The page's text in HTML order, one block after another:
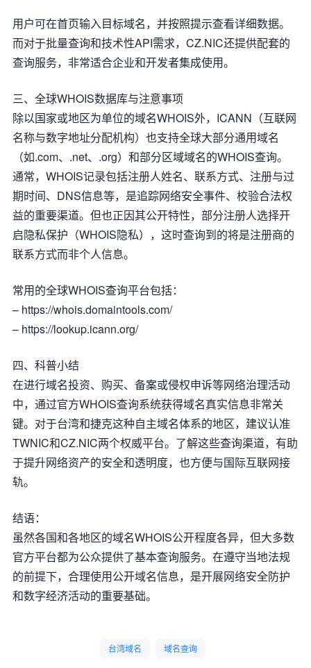
用户可在首页输入目标域名，并按照提示查看详细数据。
而对于批量查询和技术性API需求，CZ.NIC还提供配套的
查询服务，非常适合企业和开发者集成使用。
三、全球WHOIS数据库与注意事项
除以国家或地区为单位的域名WHOIS外，ICANN（互联网
名称与数字地址分配机构）也支持全球大部分通用域名
（如.com、.net、.org）和部分区域域名的WHOIS查询。
通常，WHOIS记录包括注册人姓名、联系方式、注册与过
期时间、DNS信息等，是追踪网络安全事件、校验合法权
益的重要渠道。但也正因其公开特性，部分注册人选择开
启隐私保护（WHOIS隐私），这时查询到的将是注册商的
联系方式而非个人信息。
常用的全球WHOIS查询平台包括：
– https://whois.domaintools.com/
– https://lookup.icann.org/
四、科普小结
在进行域名投资、购买、备案或侵权申诉等网络治理活动
中，通过官方WHOIS查询系统获得域名真实信息非常关
键。对于台湾和捷克这种自主域名体系的地区，建议认准
TWNIC和CZ.NIC两个权威平台。了解这些查询渠道，有助
于提升网络资产的安全和透明度，也方便与国际互联网接
轨。
结语：
虽然各国和各地区的域名WHOIS公开程度各异，但大多数
官方平台都为公众提供了基本查询服务。在遵守当地法规
的前提下，合理使用公开域名信息，是开展网络安全防护
和数字经济活动的重要基础。
台湾域名 域名查询